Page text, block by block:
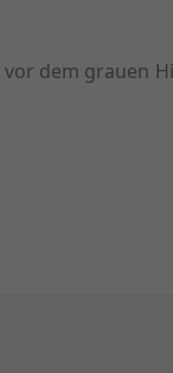
dem grauen